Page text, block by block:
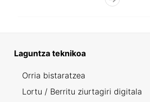
Laguntza teknikoa
Orria bistaratzea
Lortu / Berritu ziurtagiri digitala